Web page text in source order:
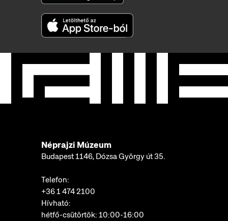
Néprajzi Múzeum
Budapest 1146, Dózsa György út 35.
Telefon:
+36 1 474 2100
Hívható:
hétfő-csütörtök: 10:00-16:00